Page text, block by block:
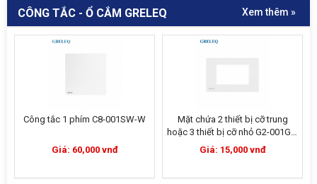
CÔNG TẮC - Ổ CẮM GRELEQ Xem thêm »
Công tắc 1 phím C8-001SW-W
Giá: 60,000 vnđ
Mặt chứa 2 thiết bị cỡ trung
hoặc 3 thiết bị cỡ nhỏ G2-001GL-
W
Giá: 15,000 vnđ